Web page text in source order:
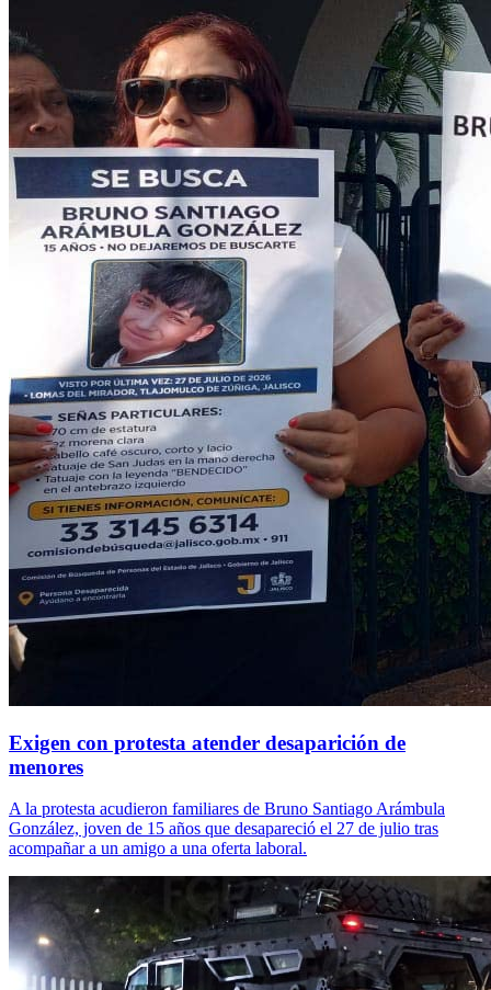
Exigen con protesta atender desaparición de
menores
A la protesta acudieron familiares de Bruno Santiago Arámbula
González, joven de 15 años que desapareció el 27 de julio tras
acompañar a un amigo a una oferta laboral.